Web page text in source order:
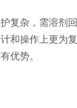
复杂，需溶剂
和操作上更为
优势。